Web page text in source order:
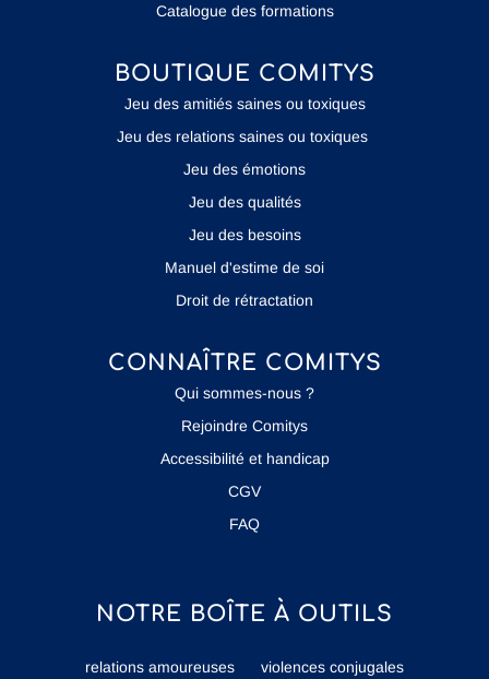
Catalogue des formations
BOUTIQUE COMITYS
Jeu des amitiés saines ou toxiques
Jeu des relations saines ou toxiques
Jeu des émotions
Jeu des qualités
Jeu des besoins
Manuel d'estime de soi
Droit de rétractation
CONNAÎTRE COMITYS
Qui sommes-nous ?
Rejoindre Comitys
Accessibilité et handicap
CGV
FAQ
NOTRE BOÎTE À OUTILS
relations amoureuses
violences conjugales